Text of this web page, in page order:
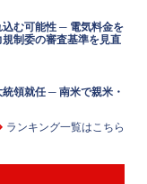
む可能性 ─ 電気料金を
制委の審査基準を見直
領就任 ─ 南米で親米・
ランキング一覧はこちら